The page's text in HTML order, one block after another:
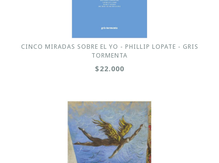
CINCO MIRADAS SOBRE EL YO - PHILLIP LOPATE - GRIS
TORMENTA
$22.000